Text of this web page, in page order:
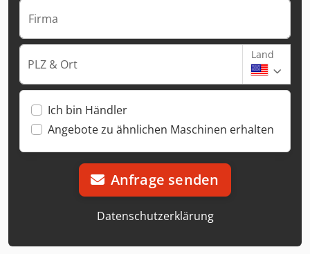
Firma
PLZ & Ort
Land
Ich bin Händler
Angebote zu ähnlichen Maschinen erhalten
Anfrage senden
Datenschutzerklärung